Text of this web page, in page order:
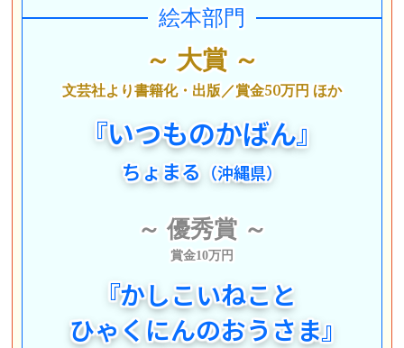
絵本部門
～ 大賞 ～
文芸社より書籍化・出版／賞金50万円 ほか
『いつものかばん』
ちょまる （沖縄県）
～ 優秀賞 ～
賞金10万円
『かしこいねこと
ひゃくにんのおうさま』